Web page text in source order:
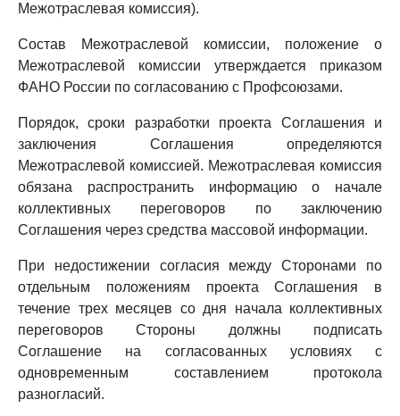
Межотраслевая комиссия).
Состав Межотраслевой комиссии, положение о
Межотраслевой комиссии утверждается приказом
ФАНО России по согласованию с Профсоюзами.
Порядок, сроки разработки проекта Соглашения и
заключения Соглашения определяются
Межотраслевой комиссией. Межотраслевая комиссия
обязана распространить информацию о начале
коллективных переговоров по заключению
Соглашения через средства массовой информации.
При недостижении согласия между Сторонами по
отдельным положениям проекта Соглашения в
течение трех месяцев со дня начала коллективных
переговоров Стороны должны подписать
Соглашение на согласованных условиях с
одновременным составлением протокола
разногласий.